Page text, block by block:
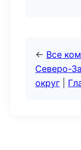
← Все
Северо-
округ